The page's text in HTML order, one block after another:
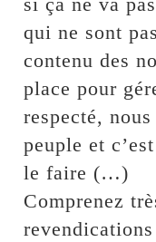
qui ne sont
contenu des
place pour
respecté,
peuple et
le faire (…)
Comprenez